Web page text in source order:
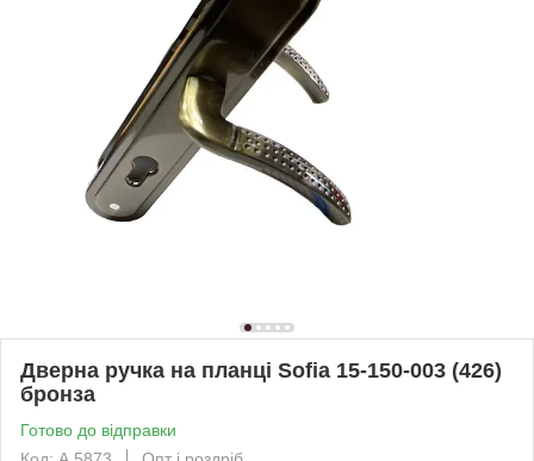
Дверна ручка на планці Sofia 15-150-003 (426)
бронза
Готово до відправки